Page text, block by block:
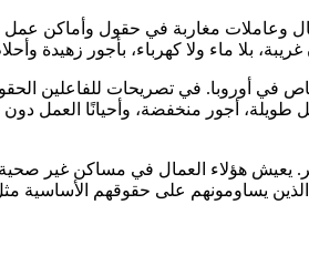
وعاملات مغاربة في حقول وأماكن
بلا ماء ولا كهرباء، بأجور زهيدة
أوروبا. في تصريحات للفاعلين
أجور منخفضة، وأحيانًا العمل
يعيش هؤلاء العمال في مساكن غير
يساومونهم على حقوقهم الأساسية مثل